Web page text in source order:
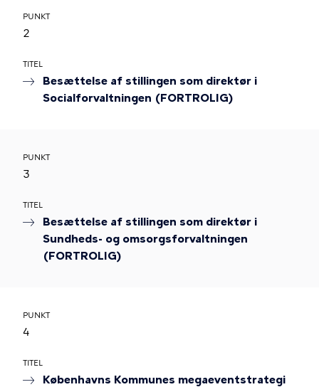
PUNKT
2
TITEL
Besættelse af stillingen som direktør i
Socialforvaltningen (FORTROLIG)
PUNKT
3
TITEL
Besættelse af stillingen som direktør i
Sundheds- og omsorgsforvaltningen
(FORTROLIG)
PUNKT
4
TITEL
Københavns Kommunes megaeventstrategi